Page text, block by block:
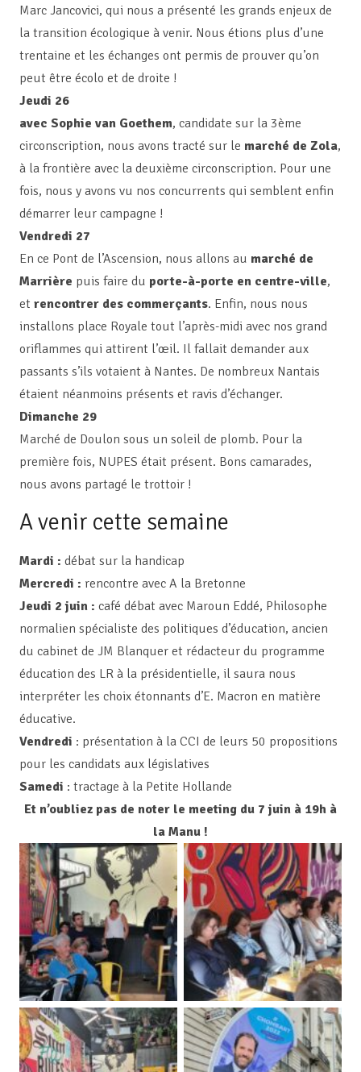
Marc Jancovici, qui nous a présenté les grands enjeux de
la transition écologique à venir. Nous étions plus d’une
trentaine et les échanges ont permis de prouver qu’on
peut être écolo et de droite !
Jeudi 26
avec Sophie van Goethem, candidate sur la 3ème
circonscription, nous avons tracté sur le marché de Zola,
à la frontière avec la deuxième circonscription. Pour une
fois, nous y avons vu nos concurrents qui semblent enfin
démarrer leur campagne !
Vendredi 27
En ce Pont de l’Ascension, nous allons au marché de
Marrière puis faire du porte-à-porte en centre-ville,
et rencontrer des commerçants. Enfin, nous nous
installons place Royale tout l’après-midi avec nos grand
oriflammes qui attirent l’œil. Il fallait demander aux
passants s’ils votaient à Nantes. De nombreux Nantais
étaient néanmoins présents et ravis d’échanger.
Dimanche 29
Marché de Doulon sous un soleil de plomb. Pour la
première fois, NUPES était présent. Bons camarades,
nous avons partagé le trottoir !
A venir cette semaine
Mardi : débat sur la handicap
Mercredi : rencontre avec A la Bretonne
Jeudi 2 juin : café débat avec Maroun Eddé, Philosophe
normalien spécialiste des politiques d’éducation, ancien
du cabinet de JM Blanquer et rédacteur du programme
éducation des LR à la présidentielle, il saura nous
interpréter les choix étonnants d’E. Macron en matière
éducative.
Vendredi : présentation à la CCI de leurs 50 propositions
pour les candidats aux législatives
Samedi : tractage à la Petite Hollande
Et n’oubliez pas de noter le meeting du 7 juin à 19h à
la Manu !